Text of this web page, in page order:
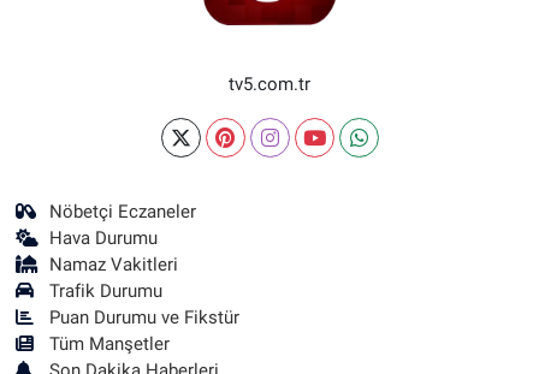
tv5.com.tr
Nöbetçi Eczaneler
Hava Durumu
Namaz Vakitleri
Trafik Durumu
Puan Durumu ve Fikstür
Tüm Manşetler